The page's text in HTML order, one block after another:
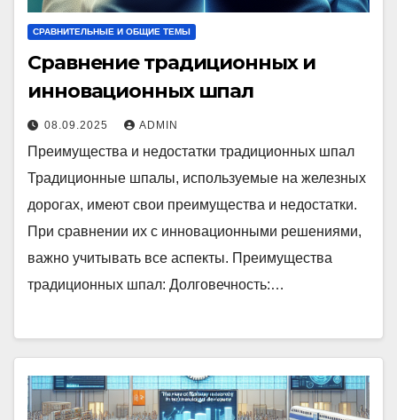
СРАВНИТЕЛЬНЫЕ И ОБЩИЕ ТЕМЫ
Сравнение традиционных и
инновационных шпал
08.09.2025 ADMIN
Преимущества и недостатки традиционных шпал
Традиционные шпалы, используемые на железных
дорогах, имеют свои преимущества и недостатки.
При сравнении их с инновационными решениями,
важно учитывать все аспекты. Преимущества
традиционных шпал: Долговечность:…